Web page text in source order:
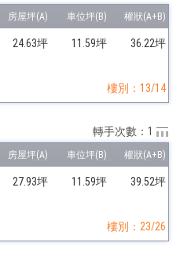
24.63坪 11.59坪 36.22坪
樓別：13/14
27.93坪 11.59坪 39.52坪
樓別：23/26
轉手次數：1